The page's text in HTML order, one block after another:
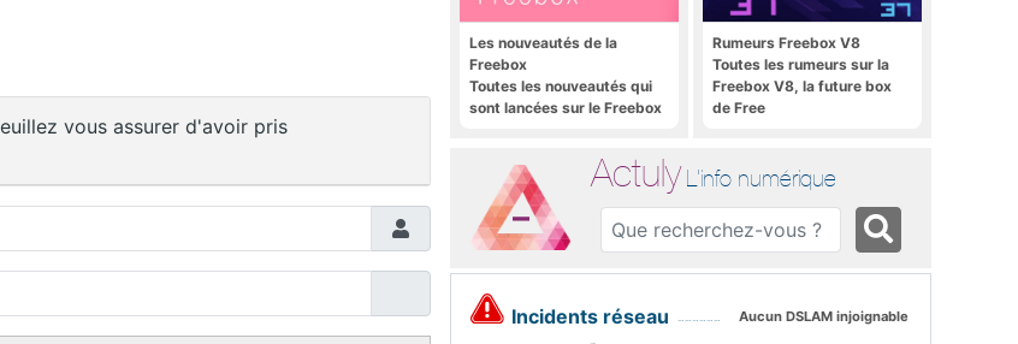
vous assurer d'avoir pris
Les nouveautés de la
Freebox
Toutes les nouveautés qui
sont lancées sur le Freebox
Rumeurs Freebox V8
Toutes les rumeurs sur la
Freebox V8, la future box
de Free
Actuly L'info numérique
Incidents réseau Aucun DSLAM injoignable